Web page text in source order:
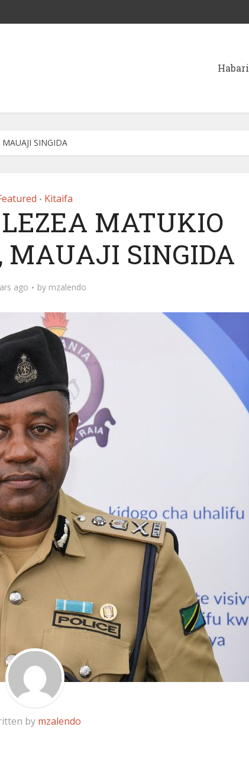
Habari
SINGIDA
• Kitaifa
MATUKIO
SINGIDA
ago by mzalendo
by mzalendo